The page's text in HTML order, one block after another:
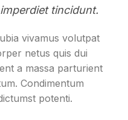
tincidunt.
vivamus volutpat
netus quis dui
a massa parturient
Condimentum
potenti.